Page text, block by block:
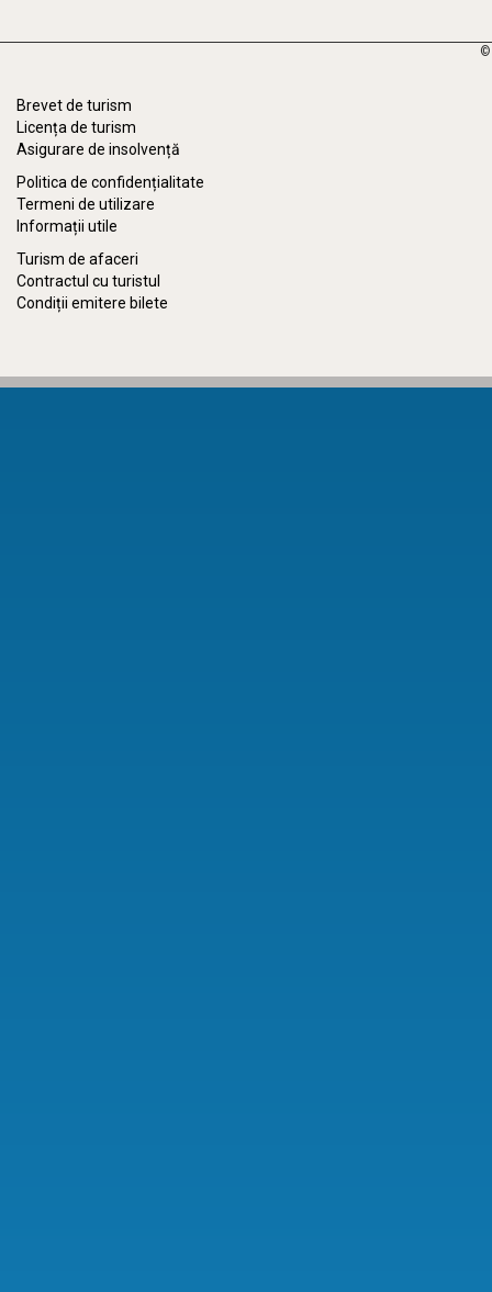
©
Brevet de turism
Licența de turism
Asigurare de insolvență
Politica de confidențialitate
Termeni de utilizare
Informații utile
Turism de afaceri
Contractul cu turistul
Condiții emitere bilete